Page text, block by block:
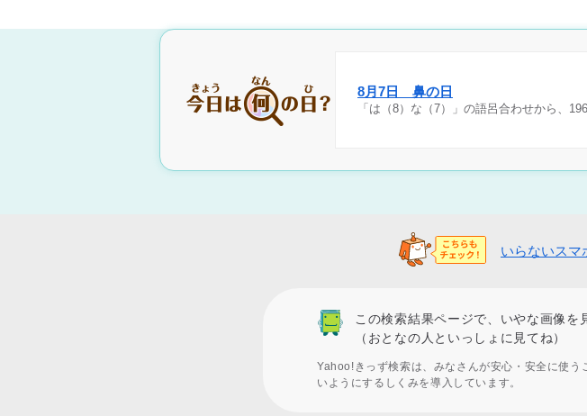
8月7日 鼻の日
「は（8）な（7）」の語呂合わせから、
いらないスマ
この検索結果ページで、いやな画像を
（おとなの人といっしょに見てね）
Yahoo!きっず検索は、みなさんが安心・安全に使
いようにするしくみを導入しています。